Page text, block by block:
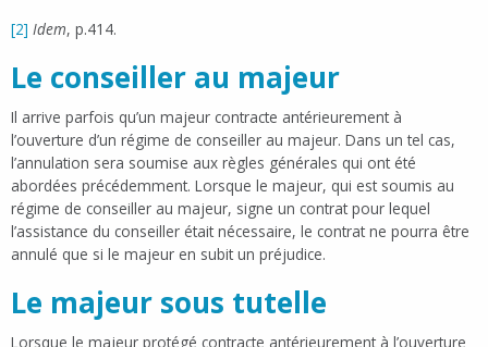
[2] Idem, p.414.
Le conseiller au majeur
Il arrive parfois qu’un majeur contracte antérieurement à
l’ouverture d’un régime de conseiller au majeur. Dans un tel cas,
l’annulation sera soumise aux règles générales qui ont été
abordées précédemment. Lorsque le majeur, qui est soumis au
régime de conseiller au majeur, signe un contrat pour lequel
l’assistance du conseiller était nécessaire, le contrat ne pourra être
annulé que si le majeur en subit un préjudice.
Le majeur sous tutelle
Lorsque le majeur protégé contracte antérieurement à l’ouverture